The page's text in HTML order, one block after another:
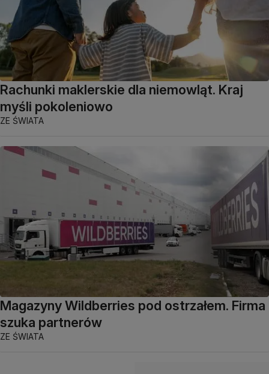
Rachunki maklerskie dla niemowląt. Kraj
myśli pokoleniowo
ZE ŚWIATA
Magazyny Wildberries pod ostrzałem. Firma
szuka partnerów
ZE ŚWIATA